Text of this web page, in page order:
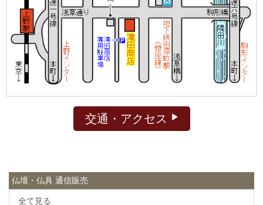
交通・アクセス
仏壇・仏具 通信販売
全て見る